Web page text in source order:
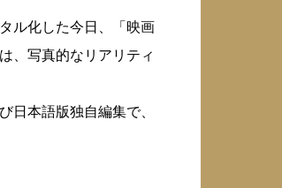
ル化した今日、「映画
、写真的なリアリティ
日本語版独自編集で、